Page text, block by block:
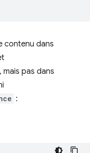
contenu dans
, mais pas dans
: